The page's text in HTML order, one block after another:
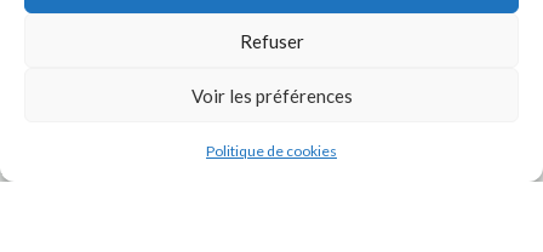
Refuser
Voir les préférences
Politique de cookies
J'accepte laPolitique de confidentialitéde ce site.
INSTAGRAM